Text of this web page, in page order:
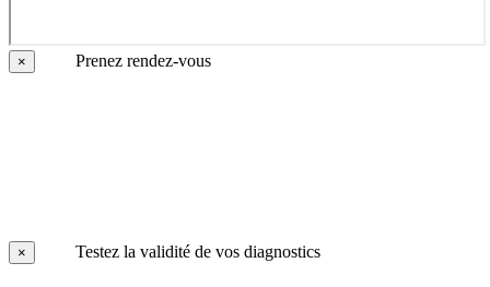
× Prenez rendez-vous
× Testez la validité de vos diagnostics